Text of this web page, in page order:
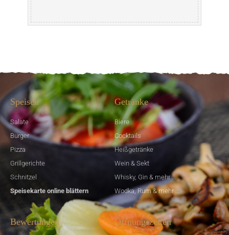
Speisen
Salate
Burger
Pizza
Grillgerichte
Schnitzel
Speisekarte online blättern
Getränke
Biere
Cocktails
Heißgetränke
Wein & Sekt
Whisky, Gin & mehr ...
Wodka, Rum & mehr ...
Bewertungen Öffnungszeiten